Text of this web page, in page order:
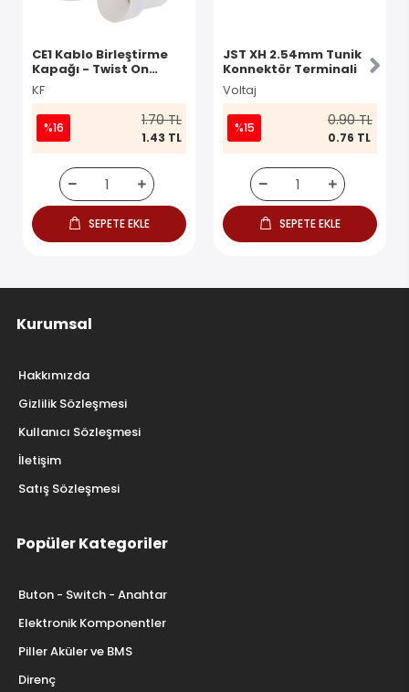
CE1 Kablo Birleştirme
Kapağı - Twist On
Konnektör
KF
%16 1.70 TL
1.43 TL
SEPETE EKLE
JST XH 2.54mm Tunik
Konnektör Terminali
Voltaj
%15 0.90 TL
0.76 TL
SEPETE EKLE
Kurumsal
Hakkımızda
Gizlilik Sözleşmesi
Kullanıcı Sözleşmesi
İletişim
Satış Sözleşmesi
Popüler Kategoriler
Buton - Switch - Anahtar
Elektronik Komponentler
Piller Aküler ve BMS
Direnç